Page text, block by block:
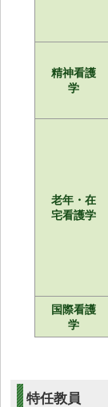
精神看護
学
老年・在
宅看護学
国際看護
学
特任教員